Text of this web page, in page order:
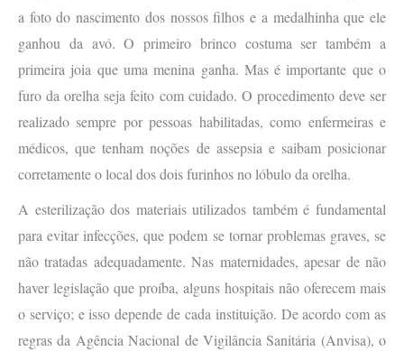
a foto do nascimento dos nossos filhos e a medalhinha que ele
ganhou da avó. O primeiro brinco costuma ser também a
primeira joia que uma menina ganha. Mas é importante que o
furo da orelha seja feito com cuidado. O procedimento deve ser
realizado sempre por pessoas habilitadas, como enfermeiras e
médicos, que tenham noções de assepsia e saibam posicionar
corretamente o local dos dois furinhos no lóbulo da orelha.
A esterilização dos materiais utilizados também é fundamental
para evitar infecções, que podem se tornar problemas graves, se
não tratadas adequadamente. Nas maternidades, apesar de não
haver legislação que proíba, alguns hospitais não oferecem mais
o serviço; e isso depende de cada instituição. De acordo com as
regras da Agência Nacional de Vigilância Sanitária (Anvisa), o